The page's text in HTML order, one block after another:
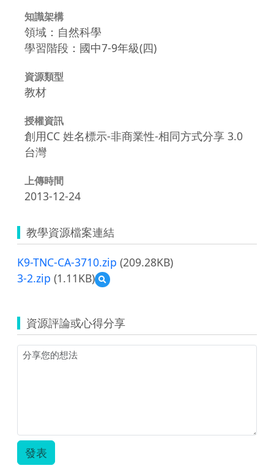
知識架構
領域：自然科學
學習階段：國中7-9年級(四)
資源類型
教材
授權資訊
創用CC 姓名標示-非商業性-相同方式分享 3.0
台灣
上傳時間
2013-12-24
教學資源檔案連結
K9-TNC-CA-3710.zip (209.28KB)
3-2.zip (1.11KB)
預
覽
資源評論或心得分享
發表